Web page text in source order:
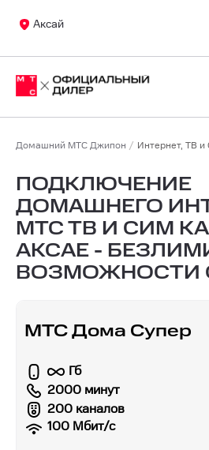
Аксай
Домашний МТС Джипон Интернет, ТВ и
ПОДКЛЮЧЕНИЕ
ДОМАШНЕГО
МТС ТВ И СИМ
АКСАЕ -
ВОЗМОЖНОСТИ
МТС Дома Супер
Гб
2000 минут
200 каналов
100 Мбит/с